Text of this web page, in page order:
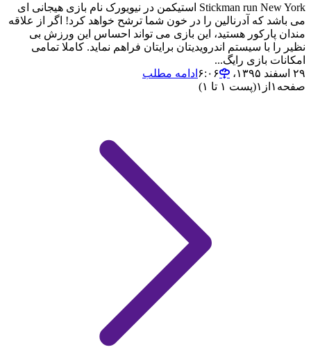
Stickman run New York استیکمن در نیویورک نام بازی هیجانی ای
می باشد که آدرنالین را در خون شما ترشح خواهد کرد! اگر از علاقه
مندان پارکور هستید، این بازی می تواند احساس این ورزش بی
نظیر را با سیستم اندرویدیتان برایتان فراهم نماید. کاملا تمامی
امکانات بازی رایگ...
۲۹ اسفند ۱۳۹۵،‏ ۶:۰۶
ادامه مطلب
صفحه ۱ از ۱(پست ۱ تا ۱)